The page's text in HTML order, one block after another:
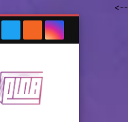
-->